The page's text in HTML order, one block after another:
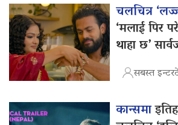
चलचित्र
‘मलाई पिर
थाहा छ’
सबस्त
कान्समा